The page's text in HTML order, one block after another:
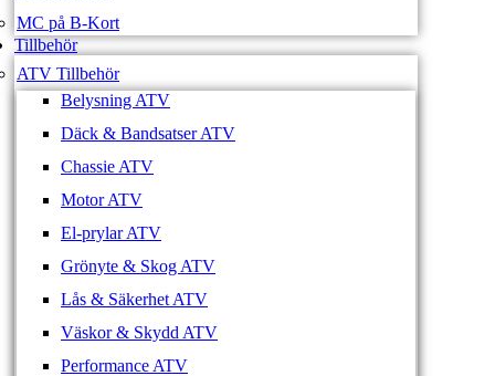
MC på B-Kort
Tillbehör
ATV Tillbehör
Belysning ATV
Däck & Bandsatser ATV
Chassie ATV
Motor ATV
El-prylar ATV
Grönyte & Skog ATV
Lås & Säkerhet ATV
Väskor & Skydd ATV
Performance ATV